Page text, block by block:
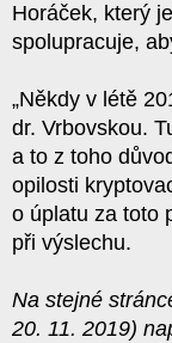
Horáček, který
spolupracuje,
„Někdy v létě
dr. Vrbovskou.
a to z toho
opilosti
o úplatu za toto
při výslechu.
Na stejné
20. 11. 2019)